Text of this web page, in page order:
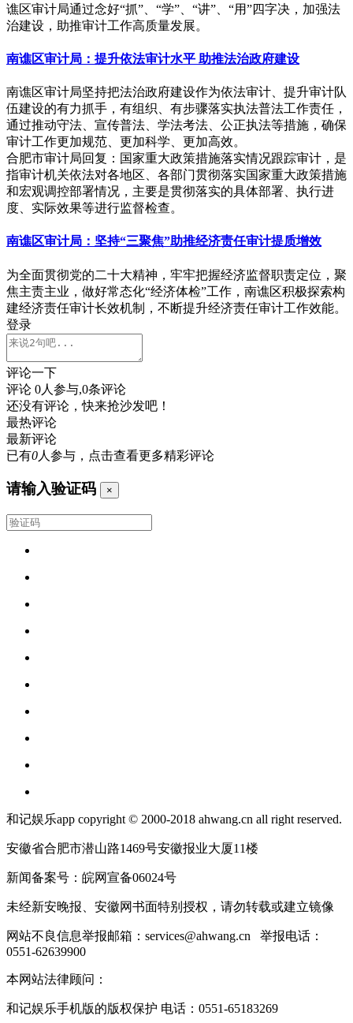
谯区审计局通过念好“抓”、“学”、“讲”、“用”四字决，加强法
治建设，助推审计工作高质量发展。
南谯区审计局：提升依法审计水平 助推法治政府建设
南谯区审计局坚持把法治政府建设作为依法审计、提升审计队
伍建设的有力抓手，有组织、有步骤落实执法普法工作责任，
通过推动守法、宣传普法、学法考法、公正执法等措施，确保
审计工作更加规范、更加科学、更加高效。
合肥市审计局回复：国家重大政策措施落实情况跟踪审计，是
指审计机关依法对各地区、各部门贯彻落实国家重大政策措施
和宏观调控部署情况，主要是贯彻落实的具体部署、执行进
度、实际效果等进行监督检查。
南谯区审计局：坚持“三聚焦”助推经济责任审计提质增效
为全面贯彻党的二十大精神，牢牢把握经济监督职责定位，聚
焦主责主业，做好常态化“经济体检”工作，南谯区积极探索构
建经济责任审计长效机制，不断提升经济责任审计工作效能。
登录
评论一下
评论 0人参与,0条评论
还没有评论，快来抢沙发吧！
最热评论
最新评论
已有0人参与，点击查看更多精彩评论
请输入验证码 ×
和记娱乐app copyright © 2000-2018 ahwang.cn all right reserved.
安徽省合肥市潜山路1469号安徽报业大厦11楼
新闻备案号：皖网宣备06024号
未经新安晚报、安徽网书面特别授权，请勿转载或建立镜像
网站不良信息举报邮箱： services@ahwang.cn 举报电话：
0551-62639900
本网站法律顾问：
和记娱乐手机版的版权保护 电话：0551-65183269